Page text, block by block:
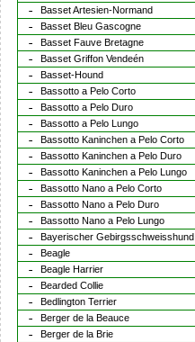
Basset Artesien-Normand
Basset Bleu Gascogne
Basset Fauve Bretagne
Basset Griffon Vendeén
Basset-Hound
Bassotto a Pelo Corto
Bassotto a Pelo Duro
Bassotto a Pelo Lungo
Bassotto Kaninchen a Pelo Corto
Bassotto Kaninchen a Pelo Duro
Bassotto Kaninchen a Pelo Lungo
Bassotto Nano a Pelo Corto
Bassotto Nano a Pelo Duro
Bassotto Nano a Pelo Lungo
Bayerischer Gebirgsschweisshund
Beagle
Beagle Harrier
Bearded Collie
Bedlington Terrier
Berger de la Beauce
Berger de la Brie